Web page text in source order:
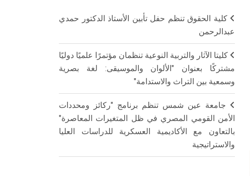
كلية الحقوق تنظم حفل تأبين الأستاذ الدكتور حمدي
عبدالرحمن
كليتا الآثار والتربية النوعية تنظمان مؤتمرًا علميًا دوليًا
مشتركًا بعنوان "الألوان والموسيقى: لغة بصرية
وسمعية بين التراث والاستدامة"
جامعة عين شمس تنظم برنامج "ركائز ومحددات
الأمن القومي المصري في ظل المتغيرات المعاصرة"
بالتعاون مع الأكاديمية العسكرية للدراسات العليا
والاستراتيجية